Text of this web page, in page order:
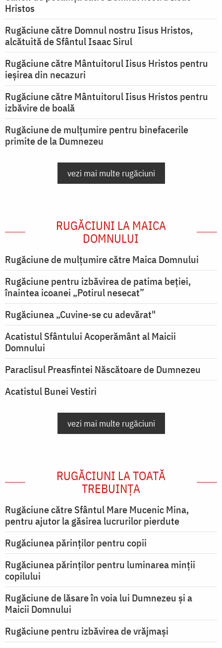
Hristos
Rugăciune către Domnul nostru Iisus Hristos,
alcătuită de Sfântul Isaac Sirul
Rugăciune către Mântuitorul Iisus Hristos pentru
ieşirea din necazuri
Rugăciune către Mântuitorul Iisus Hristos pentru
izbăvire de boală
Rugăciune de mulțumire pentru binefacerile
primite de la Dumnezeu
vezi mai multe rugăciuni
RUGĂCIUNI LA MAICA
DOMNULUI
Rugăciune de mulţumire către Maica Domnului
Rugăciune pentru izbăvirea de patima beției,
înaintea icoanei „Potirul nesecat”
Rugăciunea „Cuvine-se cu adevărat"
Acatistul Sfântului Acoperământ al Maicii
Domnului
Paraclisul Preasfintei Născătoare de Dumnezeu
Acatistul Bunei Vestiri
vezi mai multe rugăciuni
RUGĂCIUNI LA TOATĂ
TREBUINȚA
Rugăciune către Sfântul Mare Mucenic Mina,
pentru ajutor la găsirea lucrurilor pierdute
Rugăciunea părinților pentru copii
Rugăciunea părinților pentru luminarea minţii
copilului
Rugăciune de lăsare în voia lui Dumnezeu şi a
Maicii Domnului
Rugăciune pentru izbăvirea de vrăjmași